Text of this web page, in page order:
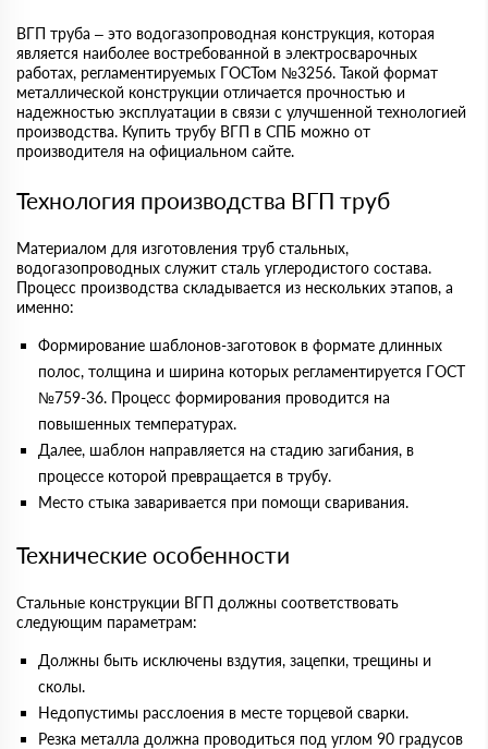
ВГП труба – это водогазопроводная конструкция, которая
является наиболее востребованной в электросварочных
работах, регламентируемых ГОСТом №3256. Такой формат
металлической конструкции отличается прочностью и
надежностью эксплуатации в связи с улучшенной технологией
производства. Купить трубу ВГП в СПБ можно от
производителя на официальном сайте.
Технология производства ВГП труб
Материалом для изготовления труб стальных,
водогазопроводных служит сталь углеродистого состава.
Процесс производства складывается из нескольких этапов, а
именно:
Формирование шаблонов-заготовок в формате длинных
полос, толщина и ширина которых регламентируется ГОСТ
№759-36. Процесс формирования проводится на
повышенных температурах.
Далее, шаблон направляется на стадию загибания, в
процессе которой превращается в трубу.
Место стыка заваривается при помощи сваривания.
Технические особенности
Стальные конструкции ВГП должны соответствовать
следующим параметрам:
Должны быть исключены вздутия, зацепки, трещины и
сколы.
Недопустимы расслоения в месте торцевой сварки.
Резка металла должна проводиться под углом 90 градусов